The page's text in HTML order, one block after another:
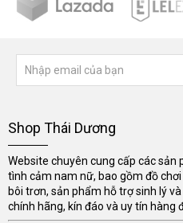
Shop Thái Dương
Website chuyên cung cấp các sản
tình cảm nam nữ, bao gồm đồ
bôi trơn, sản phẩm hỗ trợ sinh lý
chính hãng, kín đáo và uy tín hàng